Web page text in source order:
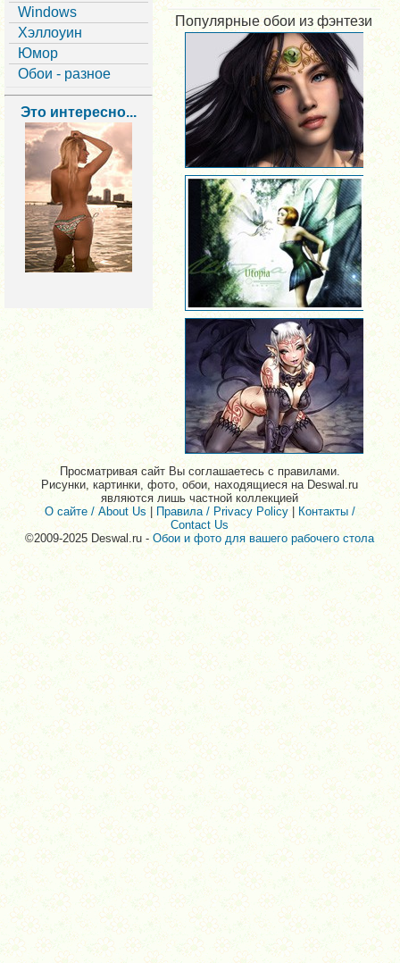
Windows
Хэллоуин
Юмор
Обои - разное
Это интересно...
Популярные обои из фэнтези
Просматривая сайт Вы соглашаетесь с правилами.
Рисунки, картинки, фото, обои, находящиеся на Deswal.ru
являются лишь частной коллекцией
О сайте / About Us
Правила / Privacy Policy| Контакты /
Contact Us
©2009-2025 Deswal.ru -Обои и фото для вашего рабочего стола